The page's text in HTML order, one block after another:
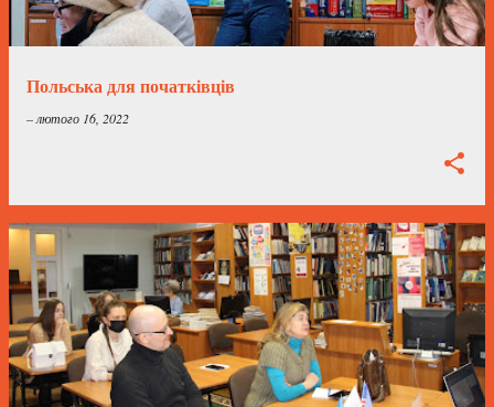
Польська для початківців
–лютого 16, 2022